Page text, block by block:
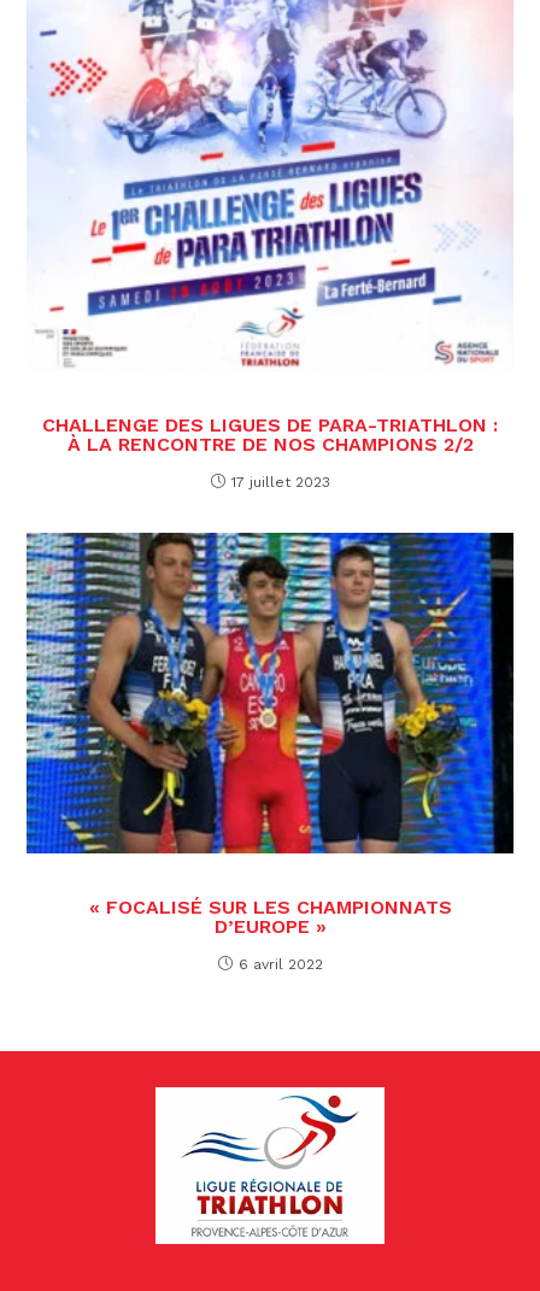
CHALLENGE DES LIGUES DE PARA-TRIATHLON :
À LA RENCONTRE DE NOS CHAMPIONS 2/2
17 juillet 2023
« FOCALISÉ SUR LES CHAMPIONNATS
D’EUROPE »
6 avril 2022